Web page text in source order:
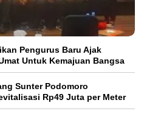
Pengurus Baru Ajak
Untuk Kemajuan Bangsa
Sunter Podomoro
Rp49 Juta per Meter